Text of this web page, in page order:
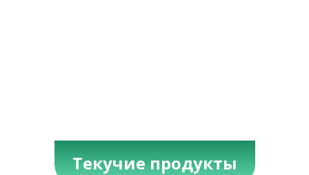
Текучие продукты